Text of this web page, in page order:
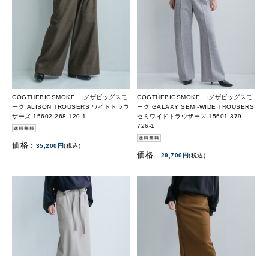
COGTHEBIGSMOKE コグザビッグスモ
ーク ALISON TROUSERS ワイドトラウ
ザーズ 15602-268-120-1
価格 : 35,200円(税込)
COGTHEBIGSMOKE コグザビッグスモ
ーク GALAXY SEMI-WIDE TROUSERS
セミワイドトラウザーズ 15601-379-
726-1
価格 : 29,700円(税込)